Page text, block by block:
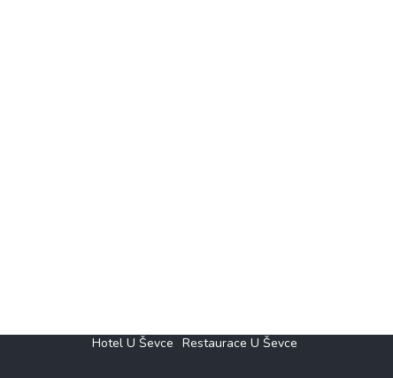
Hotel U Ševce Restaurace U Ševce